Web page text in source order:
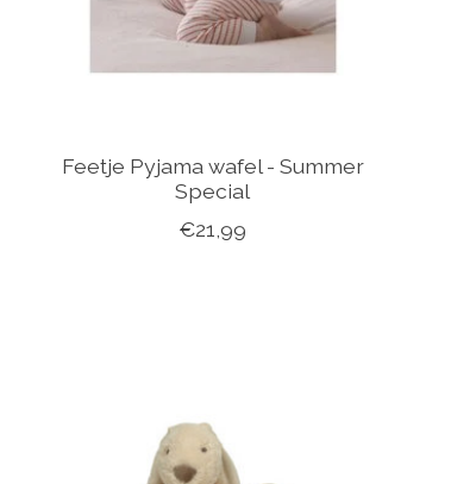
Feetje Pyjama wafel - Summer
Special
€21,99